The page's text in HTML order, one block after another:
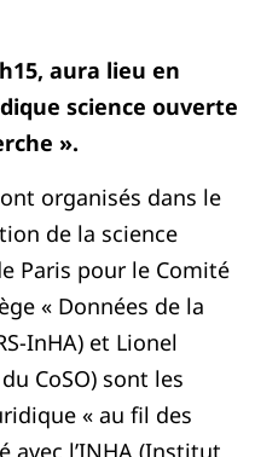
aura lieu en
science ouverte
».
organisés dans le
de la science
Paris pour le Comité
« Données de la
InHA) et Lionel
CoSO) sont les
« au fil des
avec l’INHA (Institut